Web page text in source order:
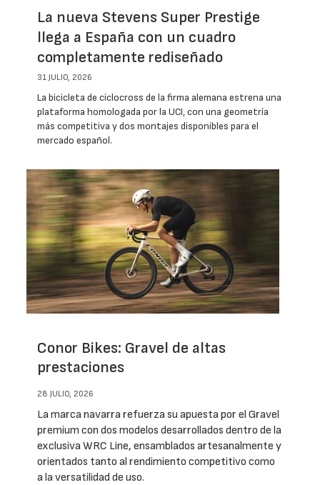
La nueva Stevens Super Prestige
llega a España con un cuadro
completamente rediseñado
31 JULIO, 2026
La bicicleta de ciclocross de la firma alemana estrena una
plataforma homologada por la UCI, con una geometría
más competitiva y dos montajes disponibles para el
mercado español.
Conor Bikes: Gravel de altas
prestaciones
28 JULIO, 2026
La marca navarra refuerza su apuesta por el Gravel
premium con dos modelos desarrollados dentro de la
exclusiva WRC Line, ensamblados artesanalmente y
orientados tanto al rendimiento competitivo como
a la versatilidad de uso.